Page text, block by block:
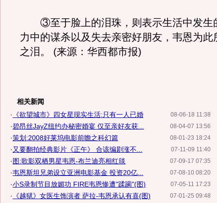
③至于脸上的泪珠，则表示生活中发生
力中的谋杀以及失去亲密好朋友，韦恩为此
之泪。 (来源：华西都市报)
相关新闻
08-06-18 11:38
· 《欲望城市》四女星现实生活:只有一人已婚
08-04-07 13:56
·碧昂丝JayZ纽约办秘密婚宴 仅至亲好友获...
08-01-23 18:24
·策划:2008好莱坞电影前瞻之科幻篇
07-11-09 11:40
· 又要翻拍经典影片《正午》 合该编剧涨不...
07-09-17 07:35
·图:歌影双栖男星韦恩-布兰迪亮相红毯
07-08-10 08:20
·韦恩斯坦兄弟设立亚洲电影基金 投资20亿...
07-05-11 17:23
·小S录制节目放媚功 FIRE韦恩惨遭"蹂躏"(图)
07-01-25 09:48
· 《越狱》女医生饰演者 萨拉-韦恩承认有喜(图)